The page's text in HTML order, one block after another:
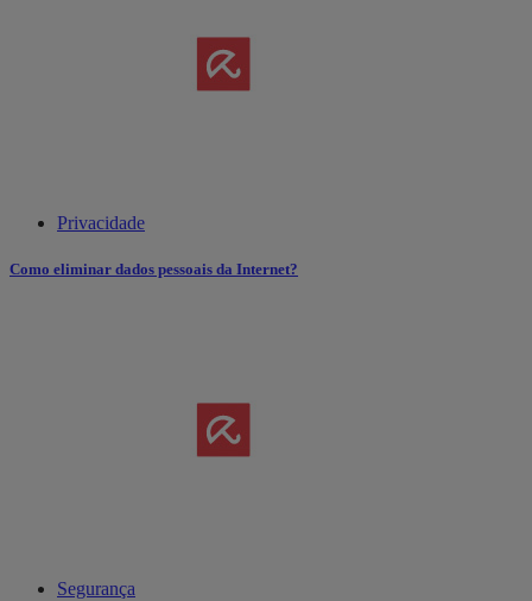
Privacidade
Como eliminar dados pessoais da Internet?
Segurança